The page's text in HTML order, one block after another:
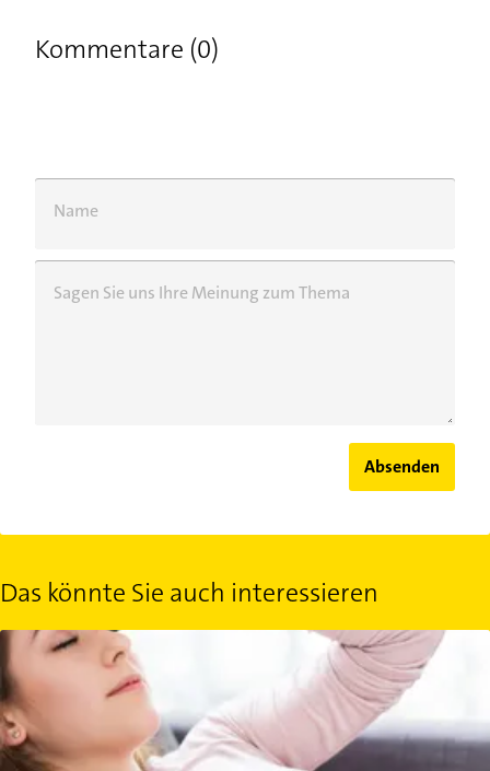
Kommentare (0)
Name
Sagen Sie uns Ihre Meinung zum Thema
Absenden
Das könnte Sie auch interessieren
Somatoforme Störungen: Die Psyche macht den Körper krank